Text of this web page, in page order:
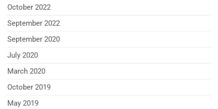
October 2022
September 2022
September 2020
July 2020
March 2020
October 2019
May 2019